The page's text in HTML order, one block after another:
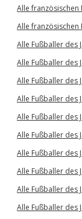
Alle französischen
Alle französischen
Alle Fußballer des
Alle Fußballer des
Alle Fußballer des
Alle Fußballer des
Alle Fußballer des
Alle Fußballer des
Alle Fußballer des
Alle Fußballer des
Alle Fußballer des
Alle Fußballer des